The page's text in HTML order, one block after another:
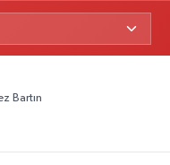
Bartın